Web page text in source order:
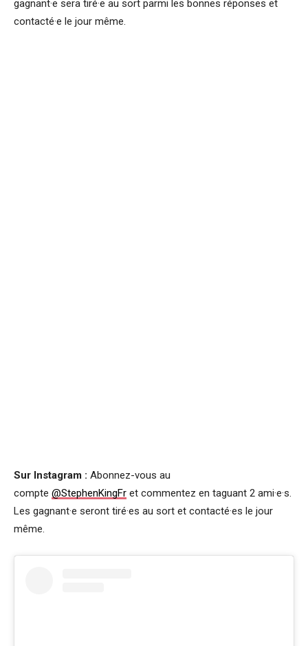
gagnant·e sera tiré·e au sort parmi les bonnes réponses et
contacté·e le jour même.
Sur Instagram : Abonnez-vous au
compte @StephenKingFr et commentez en taguant 2 ami·e·s.
Les gagnant·e seront tiré·es au sort et contacté·es le jour
même.